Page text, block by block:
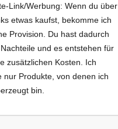
Link/Werbung: Wenn du über
etwas kaufst, bekomme ich
Provision. Du hast dadurch
und es entstehen für
zusätzlichen Kosten. Ich
nur Produkte, von denen ich
bin.